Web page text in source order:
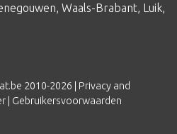
, Waals-Brabant, Luik,
2010-2026 | Privacy and
Gebruikersvoorwaarden